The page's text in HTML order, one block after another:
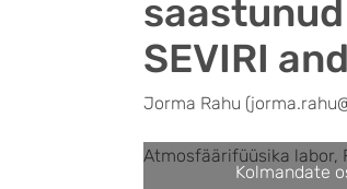
SEVIRI
Jorma Rahu
Atmosfäärifüüsika labor,
Kolmandate